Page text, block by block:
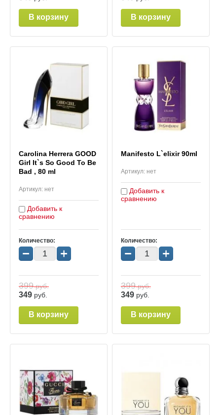
В корзину В корзину
Carolina Herrera GOOD
Girl It`s So Good To Be
Bad , 80 ml
Артикул: нет
Добавить к
сравнению
Количество:
− +
399руб.
349 руб.
В корзину
Manifesto L`elixir 90ml
Артикул:нет
Добавить к
сравнению
Количество:
− +
399руб.
349 руб.
В корзину